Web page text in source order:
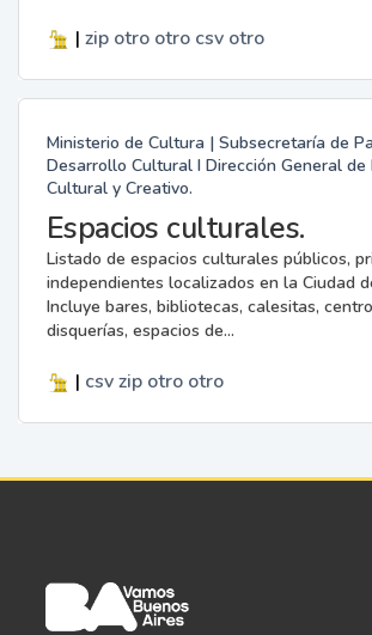
| zip otro otro csv otro
Ministerio de Cultura | Subsecretaría de
Desarrollo Cultural I Dirección General de
Cultural y Creativo.
Espacios culturales.
Listado de espacios culturales públicos,
independientes localizados en la Ciudad
Incluye bares, bibliotecas, calesitas,
disquerías, espacios de...
| csv zip otro otro